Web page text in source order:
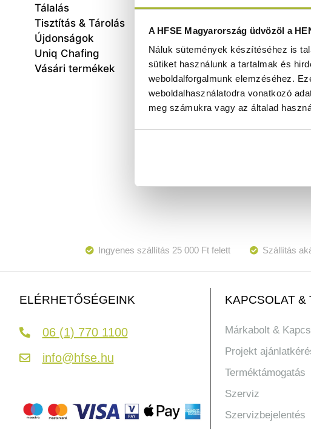
A HFSE Magyarország üdvözöl a
Náluk sütemények készítéséhez is
sütiket használunk a tartalmak és
weboldalforgalmunk elemzéséhez.
weboldalhasználatodra vonatkozó
meg számukra vagy az általad
Tálalás
Tisztítás & Tárolás
Újdonságok
Uniq Chafing
Vásári termékek
Upper
Ingyenes szállítás 25 000 Ft felett Szállítás
ELÉRHETŐSÉGEINK
06 (1) 770 1100
info@hfse.hu
KAPCSOLAT &
Márkabolt &
Projekt
Terméktámogatás
Szerviz
Szervizbejelentés